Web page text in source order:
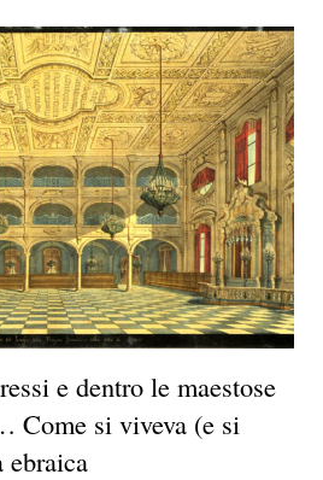
e dentro le maestose
Come si viveva (e si
ebraica